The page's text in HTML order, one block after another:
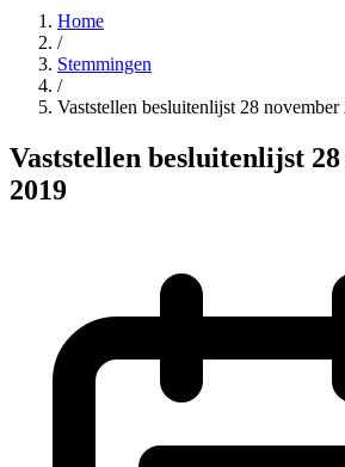
Home
/
Stemmingen
/
Vaststellen besluitenlijst 28 november
Vaststellen besluitenlijst
2019